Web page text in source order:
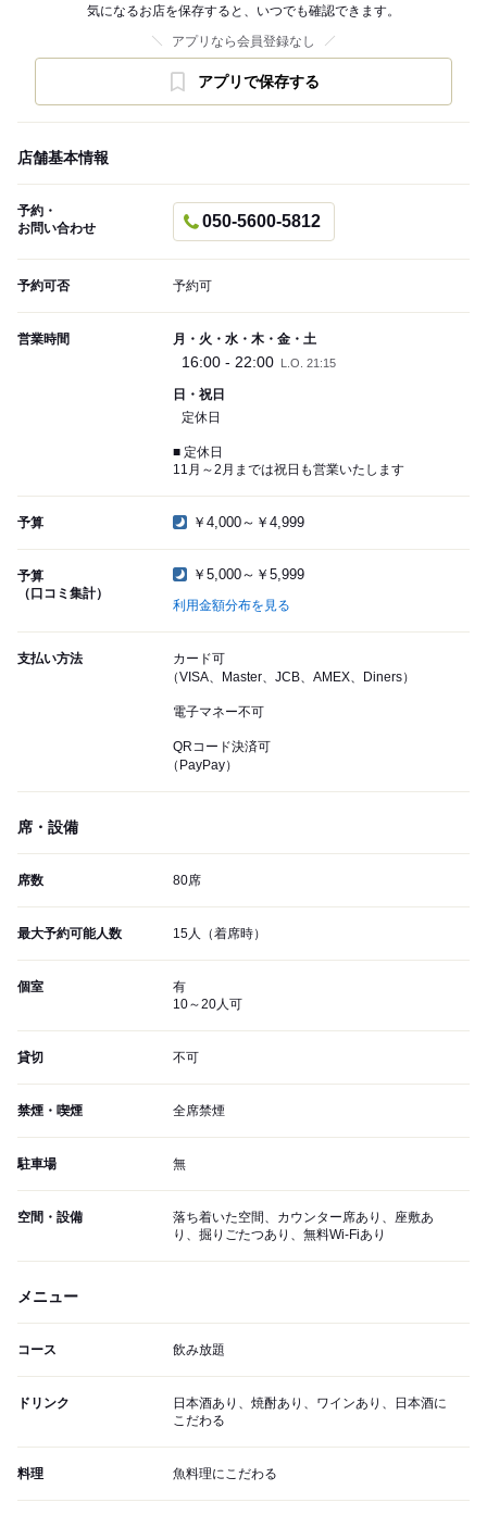
気になるお店を保存すると、いつでも確認できます。
アプリなら会員登録なし
アプリで保存する
店舗基本情報
予約・
お問い合わせ
050-5600-5812
予約可否 予約可
営業時間 月・火・水・木・金・土
16:00 - 22:00 L.O. 21:15
日・祝日
定休日
■ 定休日
11月～2月までは祝日も営業いたします
予算 ￥4,000～￥4,999
予算
（口コミ集計）
￥5,000～￥5,999
利用金額分布を見る
支払い方法
カード可
（VISA、Master、JCB、AMEX、Diners）
電子マネー不可
QRコード決済可
（PayPay）
席・設備
席数 80席
最大予約可能人数 15人（着席時）
個室
有
10～20人可
貸切 不可
禁煙・喫煙 全席禁煙
駐車場 無
空間・設備
落ち着いた空間、カウンター席あり、座敷あ
り、掘りごたつあり、無料Wi-Fiあり
メニュー
コース 飲み放題
ドリンク
日本酒あり、焼酎あり、ワインあり、日本酒に
こだわる
料理 魚料理にこだわる